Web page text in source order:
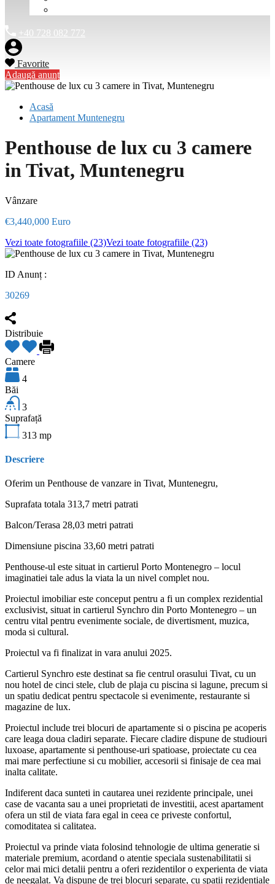
+40 728 082 772
Favorite
Adaugă anunț
Acasă
Apartament Muntenegru
Penthouse de lux cu 3 camere
in Tivat, Muntenegru
Vânzare
€3,440,000 Euro
Vezi toate fotografiile (23)Vezi toate fotografiile (23)
ID Anunț :
30269
Distribuie
Camere
4
Băi
3
Suprafață
313 mp
Descriere
Oferim un Penthouse de vanzare in Tivat, Muntenegru,
Suprafata totala 313,7 metri patrati
Balcon/Terasa 28,03 metri patrati
Dimensiune piscina 33,60 metri patrati
Penthouse-ul este situat in cartierul Porto Montenegro – locul
imaginatiei tale adus la viata la un nivel complet nou.
Proiectul imobiliar este conceput pentru a fi un complex rezidential
exclusivist, situat in cartierul Synchro din Porto Montenegro – un
centru vital pentru evenimente sociale, de divertisment, muzica,
moda si cultural.
Proiectul va fi finalizat in vara anului 2025.
Cartierul Synchro este destinat sa fie centrul orasului Tivat, cu un
nou hotel de cinci stele, club de plaja cu piscina si lagune, precum si
un spatiu dedicat pentru spectacole si evenimente, restaurante si
magazine de lux.
Proiectul include trei blocuri de apartamente si o piscina pe acoperis
care leaga doua cladiri separate. Fiecare cladire dispune de studiouri
luxoase, apartamente si penthouse-uri spatioase, proiectate cu cea
mai mare perfectiune si cu mobilier, accesorii si finisaje de cea mai
inalta calitate.
Indiferent daca sunteti in cautarea unei rezidente principale, unei
case de vacanta sau a unei proprietati de investitii, acest apartament
ofera un stil de viata fara egal in ceea ce priveste confortul,
comoditatea si calitatea.
Proiectul va prinde viata folosind tehnologie de ultima generatie si
materiale premium, acordand o atentie speciala sustenabilitatii si
celor mai mici detalii pentru a oferi rezidentilor o experienta de viata
de neegalat. Va dispune de trei blocuri separate, cu spatii rezidentiale